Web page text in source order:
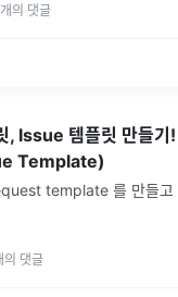
개의 댓글
, Issue 템플릿 만들
Template)
template 를 만들고
의 댓글